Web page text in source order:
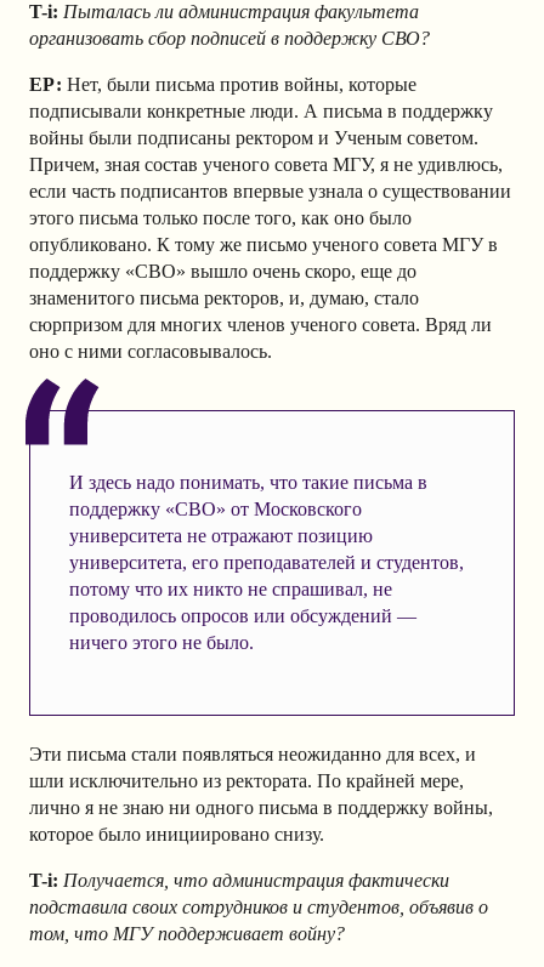
T-i: Пыталась ли администрация факультета
организовать сбор подписей в поддержку СВО?
ЕР: Нет, были письма против войны, которые
подписывали конкретные люди. А письма в поддержку
войны были подписаны ректором и Ученым советом.
Причем, зная состав ученого совета МГУ, я не удивлюсь,
если часть подписантов впервые узнала о существовании
этого письма только после того, как оно было
опубликовано. К тому же письмо ученого совета МГУ в
поддержку «СВО» вышло очень скоро, еще до
знаменитого письма ректоров, и, думаю, стало
сюрпризом для многих членов ученого совета. Вряд ли
оно с ними согласовывалось.
И здесь надо понимать, что такие письма в
поддержку «СВО» от Московского
университета не отражают позицию
университета, его преподавателей и студентов,
потому что их никто не спрашивал, не
проводилось опросов или обсуждений —
ничего этого не было.
Эти письма стали появляться неожиданно для всех, и
шли исключительно из ректората. По крайней мере,
лично я не знаю ни одного письма в поддержку войны,
которое было инициировано снизу.
T-i: Получается, что администрация фактически
подставила своих сотрудников и студентов, объявив о
том, что МГУ поддерживает войну?